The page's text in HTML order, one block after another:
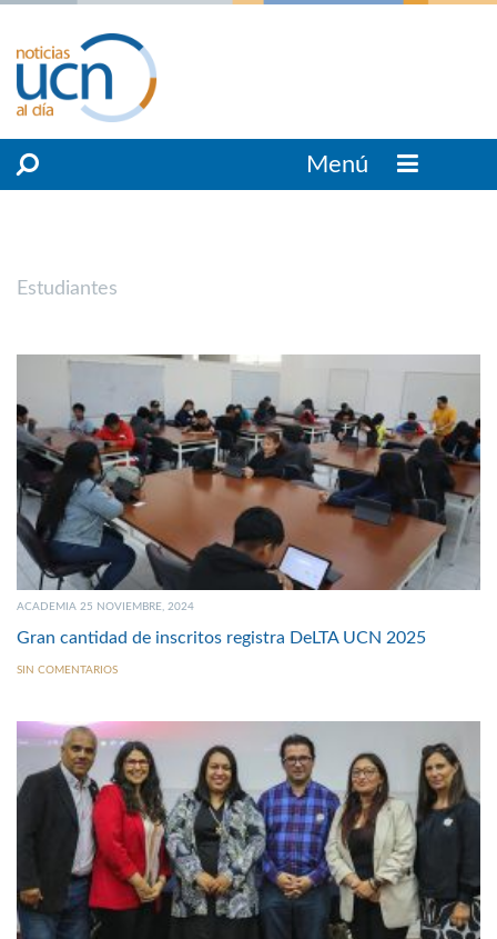
Menú
Estudiantes
ACADEMIA 25 NOVIEMBRE, 2024
Gran cantidad de inscritos registra DeLTA UCN 2025
SIN COMENTARIOS